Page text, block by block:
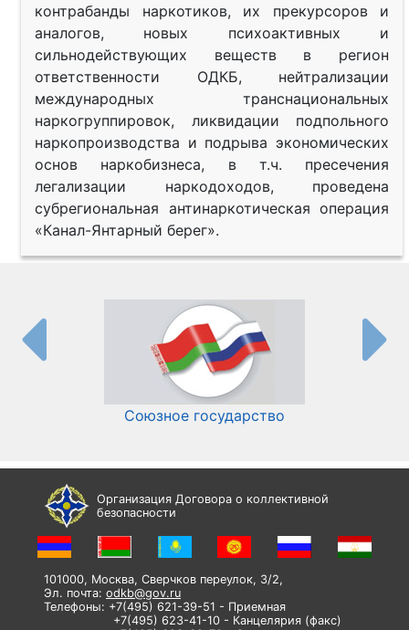
контрабанды наркотиков, их прекурсоров и
аналогов, новых психоактивных и
сильнодействующих веществ в регион
ответственности ОДКБ, нейтрализации
международных транснациональных
наркогруппировок, ликвидации подпольного
наркопроизводства и подрыва экономических
основ наркобизнеса, в т.ч. пресечения
легализации наркодоходов, проведена
субрегиональная антинаркотическая операция
«Канал-Янтарный берег».
Союзное государство
Организация Договора о коллективной
безопасности
101000, Москва, Сверчков переулок, 3/2,
Эл. почта: odkb@gov.ru
Телефоны: +7(495) 621-39-51 - Приемная
+7(495) 623-41-10 - Канцелярия (факс)